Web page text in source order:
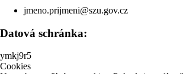
jmeno.prijmeni@szu.gov.cz
Datová schránka:
ymkj9r5
Cookies